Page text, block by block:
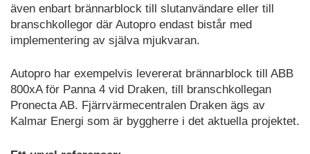
även enbart brännarblock till slutanvändare eller till
branschkollegor där Autopro endast bistår med
implementering av själva mjukvaran.
Autopro har exempelvis levererat brännarblock till ABB
800xA för Panna 4 vid Draken, till branschkollegan
Pronecta AB. Fjärrvärmecentralen Draken ägs av
Kalmar Energi som är byggherre i det aktuella projektet.